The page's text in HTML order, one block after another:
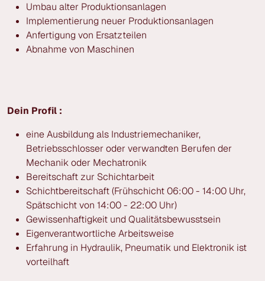
Umbau alter Produktionsanlagen
Implementierung neuer Produktionsanlagen
Anfertigung von Ersatzteilen
Abnahme von Maschinen
Dein Profil :
eine Ausbildung als Industriemechaniker,
Betriebsschlosser oder verwandten Berufen der
Mechanik oder Mechatronik
Bereitschaft zur Schichtarbeit
Schichtbereitschaft (Frühschicht 06:00 - 14:00 Uhr,
Spätschicht von 14:00 - 22:00 Uhr)
Gewissenhaftigkeit und Qualitätsbewusstsein
Eigenverantwortliche Arbeitsweise
Erfahrung in Hydraulik, Pneumatik und Elektronik ist
vorteilhaft